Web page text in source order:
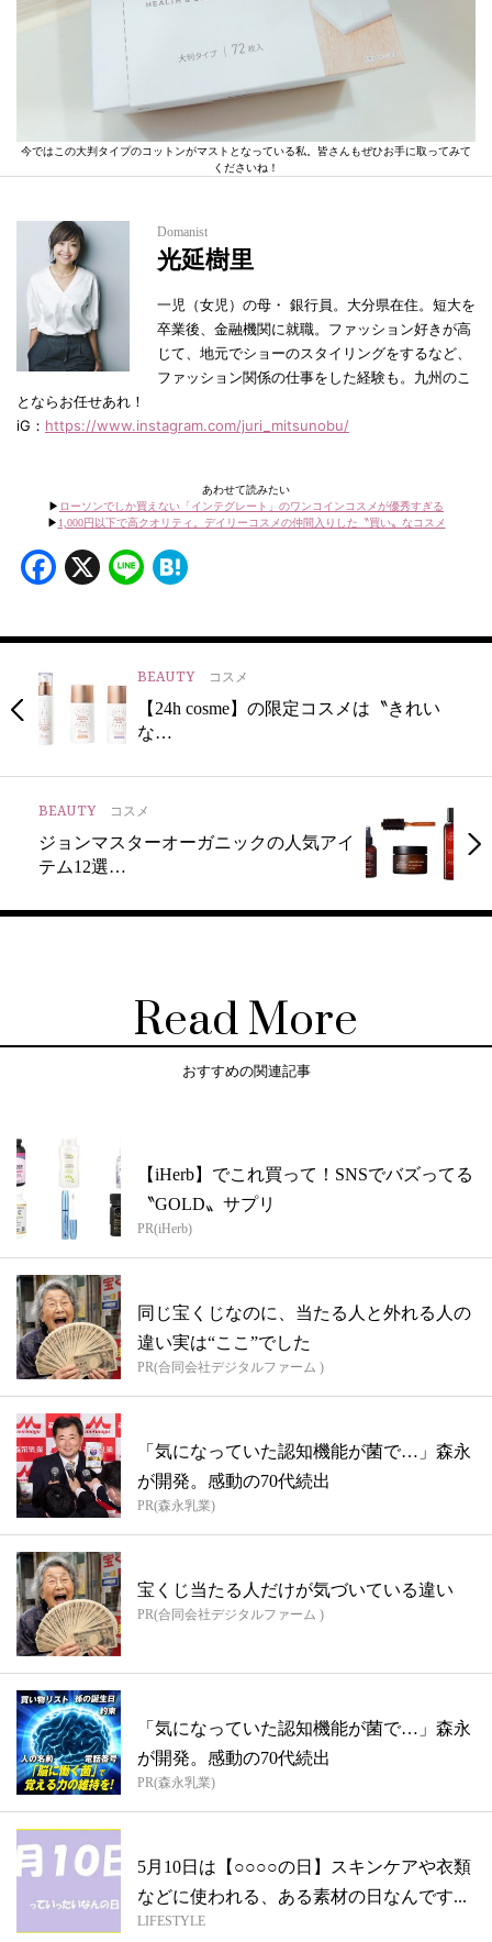
今ではこの大判タイプのコットンがマストとなっている私。皆さんもぜひお手に取ってみて
くださいね！
Domanist
光延樹里
一児（女児）の母・ 銀行員。大分県在住。短大を
卒業後、金融機関に就職。ファッション好きが高
じて、地元でショーのスタイリングをするなど、
ファッション関係の仕事をした経験も。九州のこ
とならお任せあれ！
iG： https://www.instagram.com/juri_mitsunobu/
あわせて読みたい
▶︎ ローソンでしか買えない「インテグレート」のワンコインコスメが優秀すぎる
▶︎ 1,000円以下で高クオリティ。デイリーコスメの仲間入りした〝買い〟なコスメ
Facebook
X Line
BEAUTY コスメ
【24h cosme】の限定コスメは〝きれい
な…
BEAUTY コスメ
ジョンマスターオーガニックの人気アイ
テム12選…
Read More
おすすめの関連記事
【iHerb】でこれ買って！SNSでバズってる
〝GOLD〟サプリ
PR(iHerb)
同じ宝くじなのに、当たる人と外れる人の
違い実は“ここ”でした
PR(合同会社デジタルファーム )
「気になっていた認知機能が菌で…」森永
が開発。感動の70代続出
PR(森永乳業)
宝くじ当たる人だけが気づいている違い
PR(合同会社デジタルファーム )
「気になっていた認知機能が菌で…」森永
が開発。感動の70代続出
PR(森永乳業)
5月10日は【○○○○の日】スキンケアや衣類
などに使われる、ある素材の日なんです...
LIFESTYLE